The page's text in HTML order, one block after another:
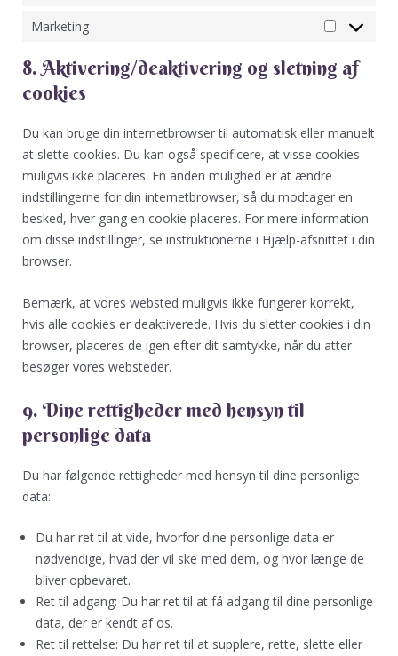
Marketing
8. Aktivering/deaktivering og sletning af
cookies
Du kan bruge din internetbrowser til automatisk eller manuelt
at slette cookies. Du kan også specificere, at visse cookies
muligvis ikke placeres. En anden mulighed er at ændre
indstillingerne for din internetbrowser, så du modtager en
besked, hver gang en cookie placeres. For mere information
om disse indstillinger, se instruktionerne i Hjælp-afsnittet i din
browser.
Bemærk, at vores websted muligvis ikke fungerer korrekt,
hvis alle cookies er deaktiverede. Hvis du sletter cookies i din
browser, placeres de igen efter dit samtykke, når du atter
besøger vores websteder.
9. Dine rettigheder med hensyn til
personlige data
Du har følgende rettigheder med hensyn til dine personlige
data:
Du har ret til at vide, hvorfor dine personlige data er
nødvendige, hvad der vil ske med dem, og hvor længe de
bliver opbevaret.
Ret til adgang: Du har ret til at få adgang til dine personlige
data, der er kendt af os.
Ret til rettelse: Du har ret til at supplere, rette, slette eller